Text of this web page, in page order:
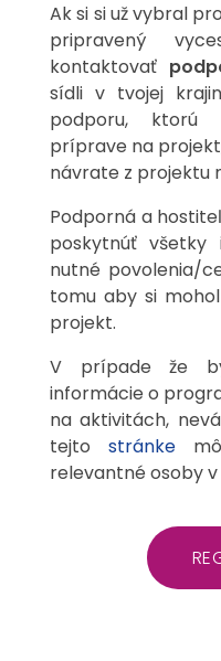
Ak si si už vybral
pripravený
kontaktovať
sídli v tvojej
podporu, ktorú
príprave na
návrate z projektu
Podporná a
poskytnúť všetky
nutné povolenia/
tomu aby si
projekt.
V prípade že
informácie o
na aktivitách,
tejtostránke
relevantné osoby